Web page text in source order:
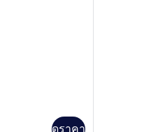
ดูราคา